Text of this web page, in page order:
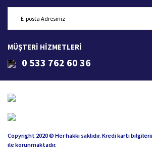
MÜŞTERİ HİZMETLERİ
0 533 762 60 36
Copyright 2020 © Her hakkı saklıdır. Kredi kartı
ile korunmaktadır.